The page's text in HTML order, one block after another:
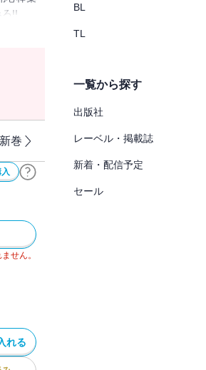
ろ!!
巻
せん。
れる
BL
TL
一覧から探す
出版社
レーベル・掲載誌
新着・配信予定
セール